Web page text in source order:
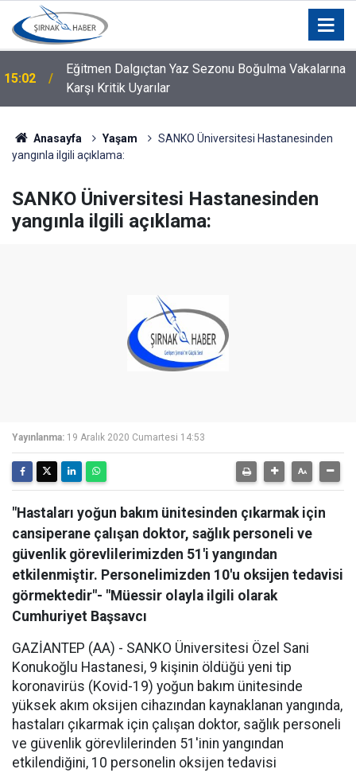
15:02
Eğitmen Dalgıçtan Yaz Sezonu Boğulma Vakalarına
Karşı Kritik Uyarılar
Anasayfa Yaşam
SANKO Üniversitesi Hastanesinden
yangınla ilgili açıklama:
SANKO Üniversitesi Hastanesinden
yangınla ilgili açıklama:
Yayınlanma: 19 Aralık 2020 Cumartesi 14:53
"Hastaları yoğun bakım ünitesinden çıkarmak için
cansiperane çalışan doktor, sağlık personeli ve
güvenlik görevlilerimizden 51'i yangından
etkilenmiştir. Personelimizden 10'u oksijen tedavisi
görmektedir"- "Müessir olayla ilgili olarak
Cumhuriyet Başsavcı
GAZİANTEP (AA) - SANKO Üniversitesi Özel Sani
Konukoğlu Hastanesi, 9 kişinin öldüğü yeni tip
koronavirüs (Kovid-19) yoğun bakım ünitesinde
yüksek akım oksijen cihazından kaynaklanan yangında,
hastaları çıkarmak için çalışan doktor, sağlık personeli
ve güvenlik görevlilerinden 51'inin yangından
etkilendiğini, 10 personelin oksijen tedavisi